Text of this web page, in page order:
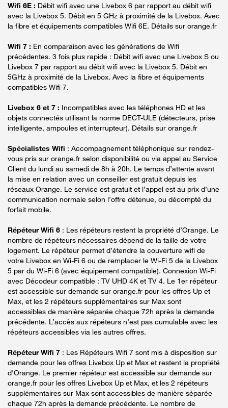
Wifi 6E : Débit wifi avec une Livebox 6 par rapport au débit wifi
avec la Livebox 5. Débit en 5 GHz à proximité de la Livebox. Avec
la fibre et équipements compatibles Wifi 6E. Détails sur orange.fr
Wifi 7 : En comparaison avec les générations de Wifi
précédentes. 3 fois plus rapide : Débit wifi avec une Livebox S ou
Livebox 7 par rapport au débit wifi avec la Livebox 5. Débit en
5GHz à proximité de la Livebox. Avec la fibre et équipements
compatibles Wifi 7.
Livebox 6 et 7 : Incompatibles avec les téléphones HD et les
objets connectés utilisant la norme DECT-ULE (détecteurs, prise
intelligente, ampoules et interrupteur). Détails sur orange.fr
Spécialistes Wifi : Accompagnement téléphonique sur rendez-
vous pris sur orange.fr selon disponibilité ou via appel au Service
Client du lundi au samedi de 8h à 20h. Le temps d’attente avant
la mise en relation avec un conseiller est gratuit depuis les
réseaux Orange. Le service est gratuit et l’appel est au prix d’une
communication normale selon l’offre détenue, ou décompté du
forfait mobile.
Répéteur Wifi 6 : Les répéteurs restent la propriété d’Orange. Le
nombre de répéteurs nécessaires dépend de la taille de votre
logement. Le répéteur permet d’étendre la couverture wifi de
votre Livebox en Wi-Fi 6 ou de remplacer le Wi-Fi 5 de la Livebox
5 par du Wi-Fi 6 (avec équipement compatible). Connexion Wi-Fi
avec Décodeur compatible : TV UHD 4K et TV 4. Le 1er répéteur
est accessible sur demande sur orange.fr pour les offres Up et
Max, et les 2 répéteurs supplémentaires sur Max sont
accessibles de manière séparée chaque 72h après la demande
précédente. L’accès aux répéteurs n’est pas cumulable avec les
répéteurs accessibles via les autres offres.
Répéteur Wifi 7 : Les Répéteurs Wifi 7 sont mis à disposition sur
demande pour les offres Livebox Up et Max et restent la propriété
d'Orange. Le premier répéteur est accessible sur demande sur
orange.fr pour les offres Livebox Up et Max, et les 2 répéteurs
supplémentaires sur Max sont accessibles de manière séparée
chaque 72h après la demande précédente. Le nombre de